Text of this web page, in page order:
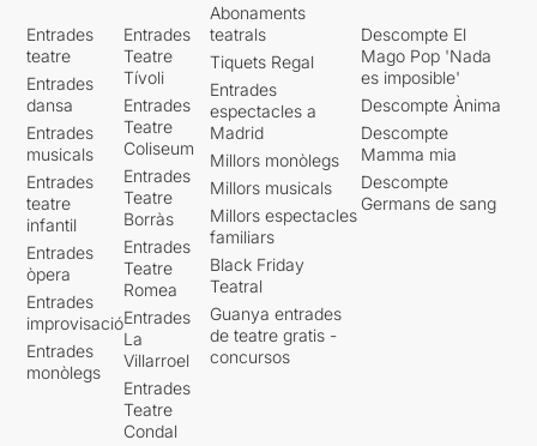
Entrades
teatre
Entrades
dansa
Entrades
musicals
Entrades
teatre
infantil
Entrades
òpera
Entrades
improvisació
Entrades
monòlegs
Entrades
Teatre
Tívoli
Entrades
Teatre
Coliseum
Entrades
Teatre
Borràs
Entrades
Teatre
Romea
Entrades
La
Villarroel
Entrades
Teatre
Condal
Abonaments
teatrals
Tiquets Regal
Entrades
espectacles a
Madrid
Millors monòlegs
Millors musicals
Millors espectacles
familiars
Black Friday
Teatral
Guanya entrades
de teatre gratis -
concursos
Descompte El
Mago Pop 'Nada
es imposible'
Descompte Ànima
Descompte
Mamma mia
Descompte
Germans de sang